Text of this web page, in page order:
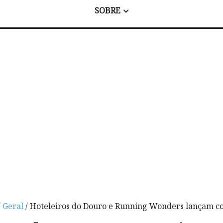
SOBRE
Geral/ Hoteleiros do Douro e Running Wonders lançam